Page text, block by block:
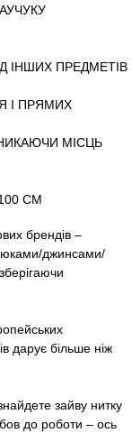
ІНШИХ ПРЕДМЕТІВ
І ПРЯМИХ
МІСЦЬ
СМ
брендів –
джинсами/
дарує більше ніж
зайву нитку
до роботи – ось